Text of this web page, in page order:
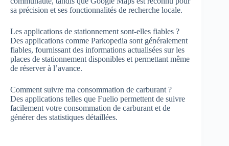
sa précision et ses fonctionnalités de recherche locale.
Les applications de stationnement sont-elles fiables ?
Des applications comme Parkopedia sont généralement
fiables, fournissant des informations actualisées sur les
places de stationnement disponibles et permettant même
de réserver à l’avance.
Comment suivre ma consommation de carburant ?
Des applications telles que Fuelio permettent de suivre
facilement votre consommation de carburant et de
générer des statistiques détaillées.